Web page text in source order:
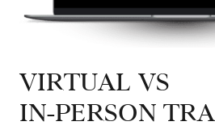
VIRTUAL VS
IN-PERSON